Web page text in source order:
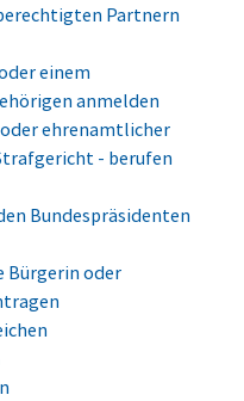
Partnern
einem
anmelden
ehrenamtlicher
- berufen
Bundespräsidenten
Bürgerin oder